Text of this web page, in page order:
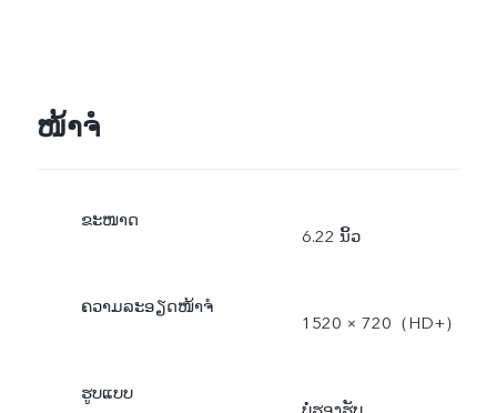
ໜ້າຈໍ
ຂະໜາດ
6.22 ນິ້ວ
ຄວາມລະອຽດໜ້າຈໍ
1520 × 720（HD+）
ຮູບແບບ